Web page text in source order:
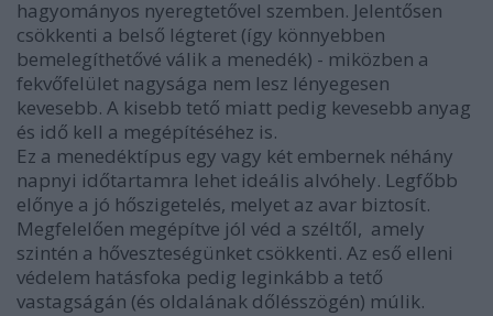
hagyományos nyeregtetővel szemben. Jelentősen
csökkenti a belső légteret (így könnyebben
bemelegíthetővé válik a menedék) - miközben a
fekvőfelület nagysága nem lesz lényegesen
kevesebb. A kisebb tető miatt pedig kevesebb anyag
és idő kell a megépítéséhez is.
Ez a menedéktípus egy vagy két embernek néhány
napnyi időtartamra lehet ideális alvóhely. Legfőbb
előnye a jó hőszigetelés, melyet az avar biztosít.
Megfelelően megépítve jól véd a széltől, amely
szintén a hőveszteségünket csökkenti. Az eső elleni
védelem hatásfoka pedig leginkább a tető
vastagságán (és oldalának dőlésszögén) múlik.